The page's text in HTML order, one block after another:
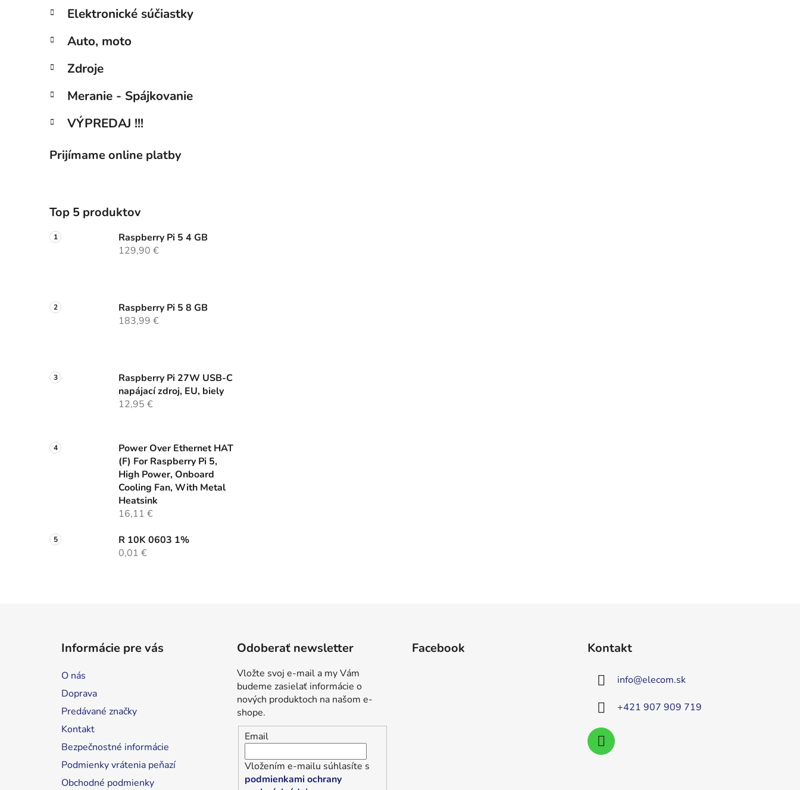
Elektronické súčiastky
Auto, moto
Zdroje
Meranie - Spájkovanie
VÝPREDAJ !!!
Prijímame online platby
Top 5 produktov
Raspberry Pi 5 4 GB
129,90 €
Raspberry Pi 5 8 GB
183,99 €
Raspberry Pi 27W USB-C
napájací zdroj, EU, biely
12,95 €
Power Over Ethernet HAT
(F) For Raspberry Pi 5,
High Power, Onboard
Cooling Fan, With Metal
Heatsink
16,11 €
R 10K 0603 1%
0,01 €
Informácie pre vás
O nás
Doprava
Predávané značky
Kontakt
Bezpečnostné informácie
Podmienky vrátenia peňazí
Obchodné podmienky
Odoberať newsletter
Vložte svoj e-mail a my Vám
budeme zasielať informácie o
nových produktoch na našom e-
shope.
Email
Vložením e-mailu súhlasíte s
podmienkami ochrany
Facebook Kontakt
info@elecom.sk
+421 907 909 719